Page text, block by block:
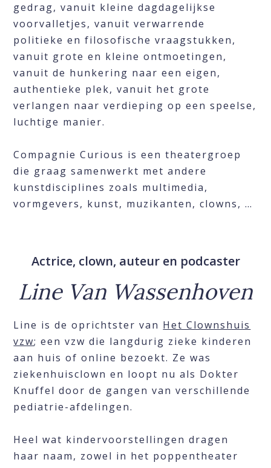
gedrag, vanuit kleine dagdagelijkse
voorvalletjes, vanuit verwarrende
politieke en filosofische vraagstukken,
vanuit grote en kleine ontmoetingen,
vanuit de hunkering naar een eigen,
authentieke plek, vanuit het grote
verlangen naar verdieping op een speelse,
luchtige manier.
Compagnie Curious is een theatergroep
die graag samenwerkt met andere
kunstdisciplines zoals multimedia,
vormgevers, kunst, muzikanten, clowns, …
Actrice, clown, auteur en podcaster
Line Van Wassenhoven
Line is de oprichtster van Het Clownshuis
vzw; een vzw die langdurig zieke kinderen
aan huis of online bezoekt. Ze was
ziekenhuisclown en loopt nu als Dokter
Knuffel door de gangen van verschillende
pediatrie-afdelingen.
Heel wat kindervoorstellingen dragen
haar naam, zowel in het poppentheater